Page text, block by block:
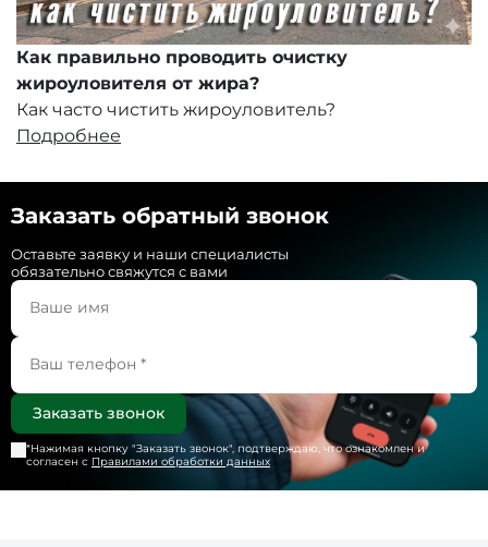
Как правильно проводить очистку
жироуловителя от жира?
Как часто чистить жироуловитель?
Подробнее
Заказать обратный звонок
Оставьте заявку и наши специалисты
обязательно свяжутся с вами
*Нажимая кнопку "Заказать звонок", подтверждаю, что ознакомлен и
согласен с Правилами обработки данных